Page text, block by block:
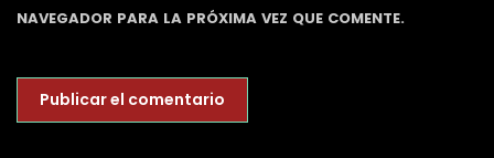
NAVEGADOR PARA LA PRÓXIMA VEZ QUE COMENTE.